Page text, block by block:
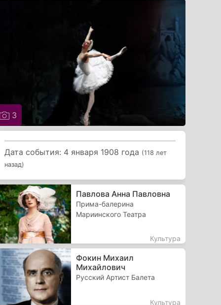
3
Дата события: 4 января 1908 года (118 лет
назад)
Павлова Анна Павловна
Прима-балерина
Мариинского Театра
Культура
Фокин Михаил
Михайлович
Русский Артист Балета
Культура